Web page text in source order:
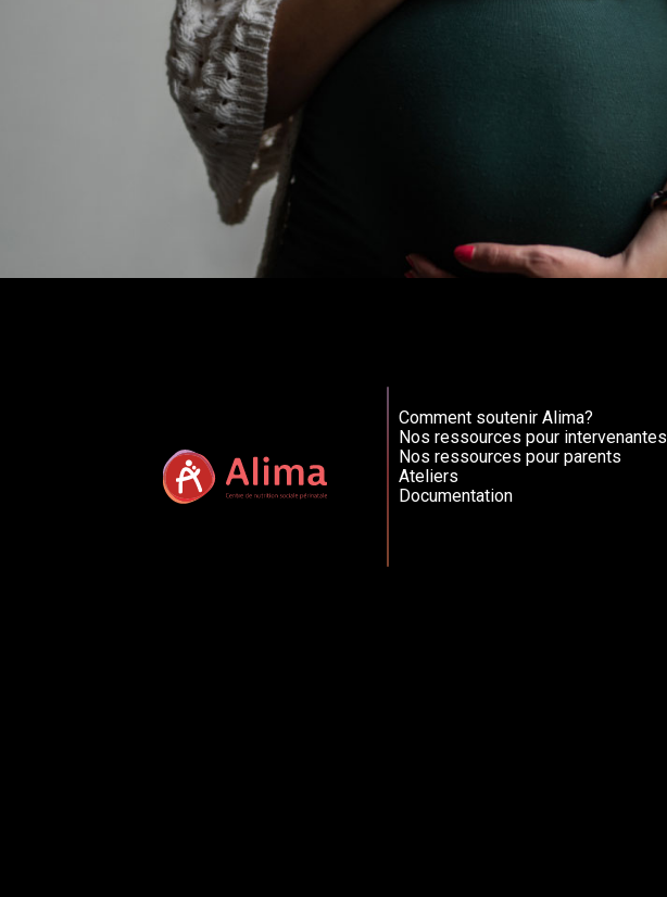
Comment soutenir Alima?
Nos ressources pour intervenantes
Nos ressources pour parents
Ateliers
Documentation